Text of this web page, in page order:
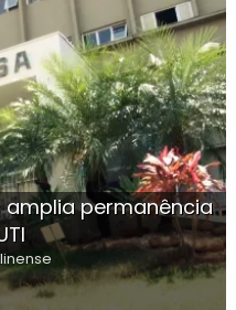
amplia permanência